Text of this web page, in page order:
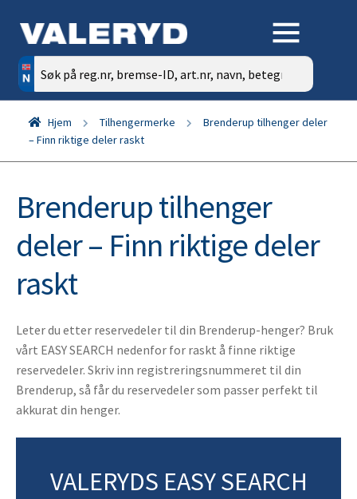
Søk
etter:
Hjem Tilhengermerke
Brenderup tilhenger deler
– Finn riktige deler raskt
Brenderup tilhenger
deler – Finn riktige deler
raskt
Leter du etter reservedeler til din Brenderup-henger? Bruk
vårt EASY SEARCH nedenfor for raskt å finne riktige
reservedeler. Skriv inn registreringsnummeret til din
Brenderup, så får du reservedeler som passer perfekt til
akkurat din henger.
VALERYDS EASY SEARCH